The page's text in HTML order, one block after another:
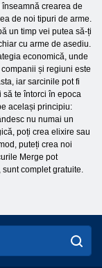
crearea de
de noi tipuri de arme.
un timp vei putea să-ți
cu arme de asediu.
economică, unde
și regiuni este
iar sarcinile pot fi
să te întorci în epoca
același principiu:
nu numai un
poți crea elixire sau
puteți crea noi
Merge pot
complet gratuite.